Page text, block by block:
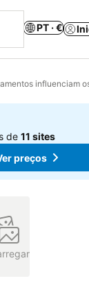
PT · €
influenciam
de11 sites
preços